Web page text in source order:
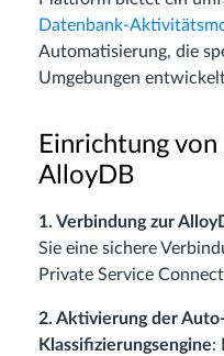
Automatisierung, die
Umgebungen
Einrichtung
AlloyDB
1. Verbindung zur
Sie eine sichere
Private Service
2. Aktivierung der
Klassifizierungsengine: